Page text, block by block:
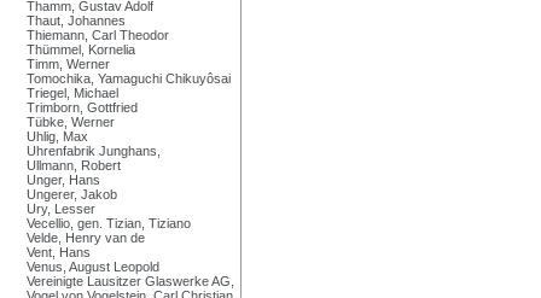
Thamm, Gustav Adolf
Thaut, Johannes
Thiemann, Carl Theodor
Thümmel, Kornelia
Timm, Werner
Tomochika, Yamaguchi Chikuyôsai
Triegel, Michael
Trimborn, Gottfried
Tübke, Werner
Uhlig, Max
Uhrenfabrik Junghans,
Ullmann, Robert
Unger, Hans
Ungerer, Jakob
Ury, Lesser
Vecellio, gen. Tizian, Tiziano
Velde, Henry van de
Vent, Hans
Venus, August Leopold
Vereinigte Lausitzer Glaswerke AG,